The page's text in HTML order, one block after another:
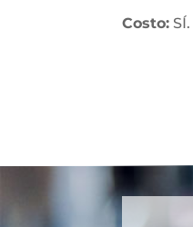
Costo: